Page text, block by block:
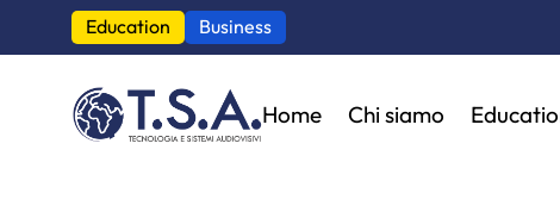
Education Business
Home Chi siamo